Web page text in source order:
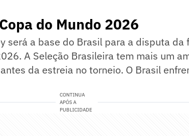
do Mundo 2026
será a base do Brasil para a disputa da
A Seleção Brasileira tem mais um
da estreia no torneio. O Brasil
CONTINUA
APÓS A
PUBLICIDADE